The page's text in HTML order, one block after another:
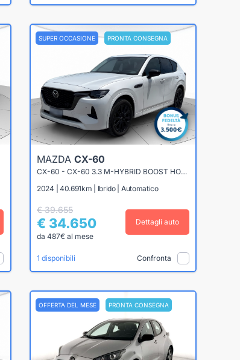
SUPER OCCASIONE PRONTA CONSEGNA
MAZDA CX-60
CX-60 - CX-60 3.3 M-HYBRID BOOST HOMURA TETTO PAN. CONVENIENCE&SOUND DRIVERASSISTANCE AWD 249CV AUTO
2024 | 40.691km | Ibrido | Automatico
€ 39.655
€ 34.650
da 487€ al mese
Dettagli auto
1 disponibili Confronta
OFFERTA DEL MESE PRONTA CONSEGNA